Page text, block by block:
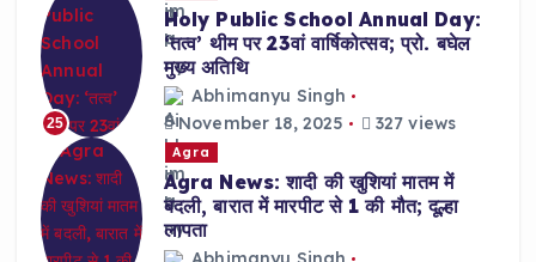
25
Holy Public School Annual Day:
‘तत्व’ थीम पर 23वां वार्षिकोत्सव; प्रो. बघेल
मुख्य अतिथि
Abhimanyu Singh
November 18, 2025
327 views
Agra
Agra News: शादी की खुशियां मातम में
बदली, बारात में मारपीट से 1 की मौत; दूल्हा
लापता